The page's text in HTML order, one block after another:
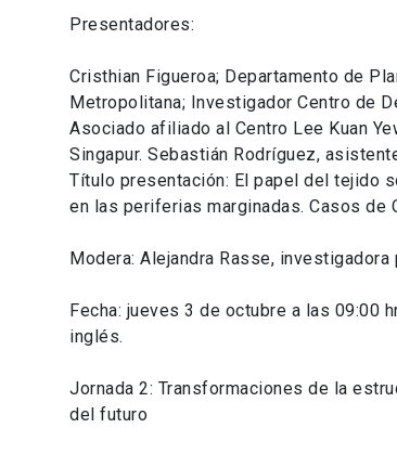
Presentadores:
Cristhian Figueroa; Departamento de
Metropolitana; Investigador Centro de
Asociado afiliado al Centro Lee Kuan
Singapur. Sebastián Rodríguez,
Título presentación: El papel del tejido
en las periferias marginadas. Casos de
Modera: Alejandra Rasse,
Fecha: jueves 3 de octubre a las 09:00
inglés.
Jornada 2: Transformaciones de la
del futuro